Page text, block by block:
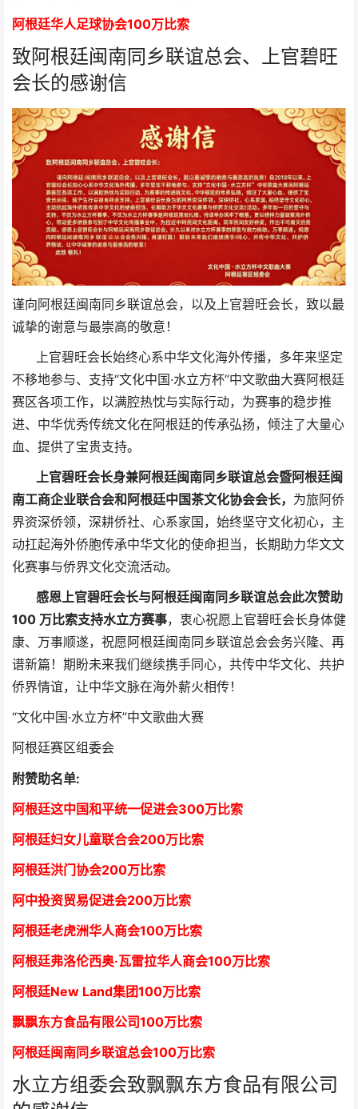
阿根廷华人足球协会100万比索
致阿根廷闽南同乡联谊总会、上官碧旺
会长的感谢信
谨向阿根廷闽南同乡联谊总会，以及上官碧旺会长，致以最
诚挚的谢意与最崇高的敬意！
上官碧旺会长始终心系中华文化海外传播，多年来坚定
不移地参与、支持“文化中国·水立方杯”中文歌曲大赛阿根廷
赛区各项工作，以满腔热忱与实际行动，为赛事的稳步推
进、中华优秀传统文化在阿根廷的传承弘扬，倾注了大量心
血、提供了宝贵支持。
上官碧旺会长身兼阿根廷闽南同乡联谊总会暨阿根廷闽
南工商企业联合会和阿根廷中国茶文化协会会长， 为旅阿侨
界资深侨领，深耕侨社、心系家国，始终坚守文化初心，主
动扛起海外侨胞传承中华文化的使命担当，长期助力华文文
化赛事与侨界文化交流活动。
感恩上官碧旺会长与阿根廷闽南同乡联谊总会此次赞助
100 万比索支持水立方赛事，衷心祝愿上官碧旺会长身体健
康、万事顺遂，祝愿阿根廷闽南同乡联谊总会会务兴隆、再
谱新篇！期盼未来我们继续携手同心，共传中华文化、共护
侨界情谊，让中华文脉在海外薪火相传！
“文化中国·水立方杯”中文歌曲大赛
阿根廷赛区组委会
附赞助名单:
阿根廷这中国和平统一促进会300万比索
阿根廷妇女儿童联合会200万比索
阿根廷洪门协会200万比索
阿中投资贸易促进会200万比索
阿根廷老虎洲华人商会100万比索
阿根廷弗洛伦西奥·瓦雷拉华人商会100万比索
阿根廷New Land集团100万比索
飘飘东方食品有限公司100万比索
阿根廷闽南同乡联谊总会100万比索
水立方组委会致飘飘东方食品有限公司